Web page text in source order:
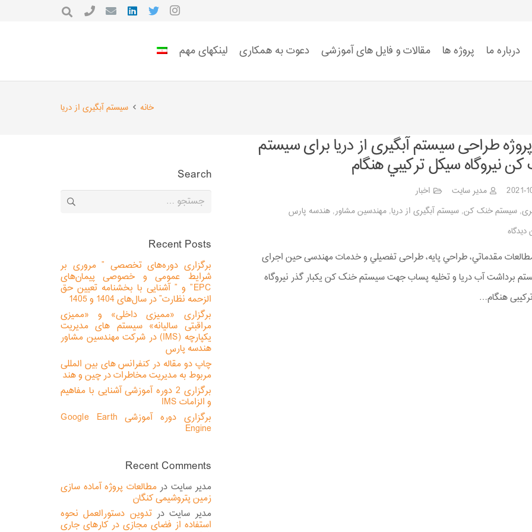
درباره ما پروژه ها مقالات و فایل های آموزشی دعوت به همکاری لینکهای مهم
خانه سیستم آبگیری از دریا
پروژه طراحی سیستم آبگیری از دریا برای سيستم
نيروگاه سيكل تركيبي هنگام
2021- مدیر سایت
اخبار
,سيستم خنک كن,سیستم آبگیری از دریا,مهندسین مشاور,هندسه پارس
دیدگاه
مقدماتي، طراحي پايه، طراحی تفصيلي و خدمات مهندسی حین اجرای
برداشت آب دریا و تخلیه پساب جهت سیستم خنک کن یکبار گذر نیروگاه
هنگام…
Search
جستجو
Recent Posts
برگزاری دوره‌های تخصصی ” مروری بر
شرایط عمومی و خصوصی پیمان‌های
EPC” و ” آشنایی با بخشنامه تعیین حق
الزحمه نظارت” در سال‌های 1404 و 1405
برگزاری «ممیزی داخلی» و «ممیزی
مراقبتی سالیانه» سیستم های مدیریت
یکپارچه (IMS) در شرکت مهندسین مشاور
هندسه پارس
چاپ دو مقاله در کنفرانس های بین المللی
مربوط به مدیریت مخاطرات در چین و هند
برگزاری 2 دوره آموزشی آشنایی با مفاهیم
و الزامات IMS
برگزاری دوره آموزشی Google Earth
Engine
Recent Comments
مدیر سایت درمطالعات پروژه آماده سازی
زمین پتروشیمی کنگان
مدیر سایتدرتدوین دستورالعمل نحوه
استفاده از فضای مجازی در کارهای جاری